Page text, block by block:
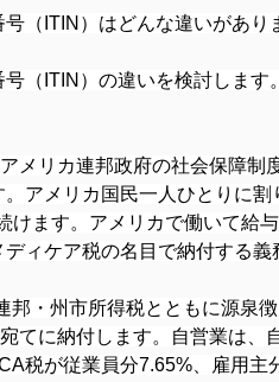
（ITIN）はどんな違いがあり
（ITIN）の違いを検討します。
メリカ連邦政府の社会保障
アメリカ国民一人ひとりに
ます。アメリカで働いて給
ィケア税の名目で納付する義
・州市所得税とともに源泉
てに納付します。自営業は、
税が従業員分7.65%、雇用